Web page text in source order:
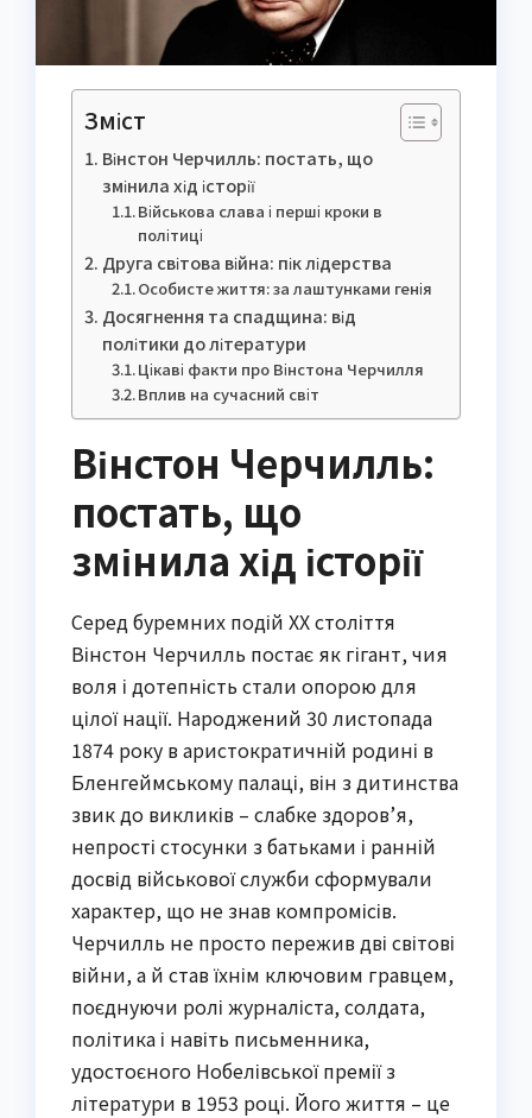
Зміст
Вінстон Черчилль: постать, що
змінила хід історії
Військова слава і перші кроки в
політиці
Друга світова війна: пік лідерства
Особисте життя: за лаштунками генія
Досягнення та спадщина: від
політики до літератури
Цікаві факти про Вінстона Черчилля
Вплив на сучасний світ
Вінстон Черчилль:
постать, що
змінила хід історії
Серед буремних подій XX століття
Вінстон Черчилль постає як гігант, чия
воля і дотепність стали опорою для
цілої нації. Народжений 30 листопада
1874 року в аристократичній родині в
Бленгеймському палаці, він з дитинства
звик до викликів – слабке здоров’я,
непрості стосунки з батьками і ранній
досвід військової служби сформували
характер, що не знав компромісів.
Черчилль не просто пережив дві світові
війни, а й став їхнім ключовим гравцем,
поєднуючи ролі журналіста, солдата,
політика і навіть письменника,
удостоєного Нобелівської премії з
літератури в 1953 році. Його життя – це